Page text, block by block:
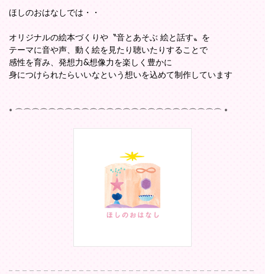
ほしのおはなしでは・・
オリジナルの絵本づくりや〝音とあそぶ 絵と話す〟を
テーマに音や声、動く絵を見たり聴いたりすることで
感性を育み、発想力&想像力を楽しく豊かに
身につけられたらいいなという想いを込めて制作しています
* ⌒⌒⌒⌒⌒⌒⌒⌒⌒⌒⌒⌒⌒⌒⌒⌒⌒⌒⌒⌒⌒⌒⌒⌒⌒ *